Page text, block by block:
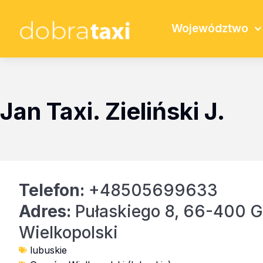
Województwo
Jan Taxi. Zieliński J.
Telefon: +48505699633
Adres: Pułaskiego 8, 66-400
Wielkopolski
lubuskie